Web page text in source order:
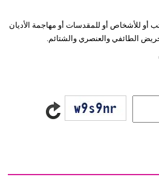
أو للأشخاص أو للمقدسات أو مهاجمة الأديان
الطائفي والعنصري والشتائم.